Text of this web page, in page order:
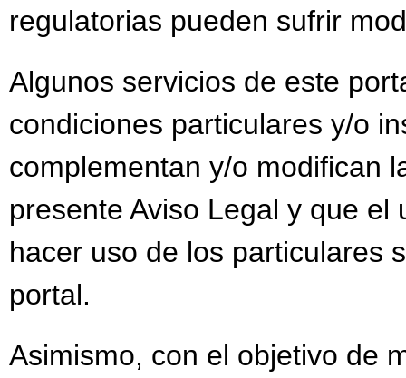
regulatorias pueden sufrir
Algunos servicios de este
condiciones particulares y/o
complementan y/o modifican
presente Aviso Legal y que
hacer uso de los particulares
portal.
Asimismo, con el objetivo de